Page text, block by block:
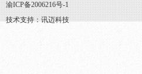
渝ICP备2006216号-1
技术支持：讯迈科技